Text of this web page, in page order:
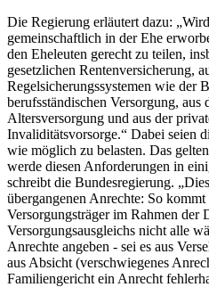
Die Regierung erläutert dazu:
gemeinschaftlich in der Ehe
den Eheleuten gerecht zu teilen,
gesetzlichen Rentenversicherung,
Regelsicherungssystemen wie der
berufsständischen Versorgung, aus
Altersversorgung und aus der
Invaliditätsvorsorge.“ Dabei seien
wie möglich zu belasten. Das
werde diesen Anforderungen in
schreibt die Bundesregierung.
übergangenen Anrechte: So
Versorgungsträger im Rahmen der
Versorgungsausgleichs nicht alle
Anrechte angeben - sei es aus
aus Absicht (verschwiegenes
Familiengericht ein Anrecht